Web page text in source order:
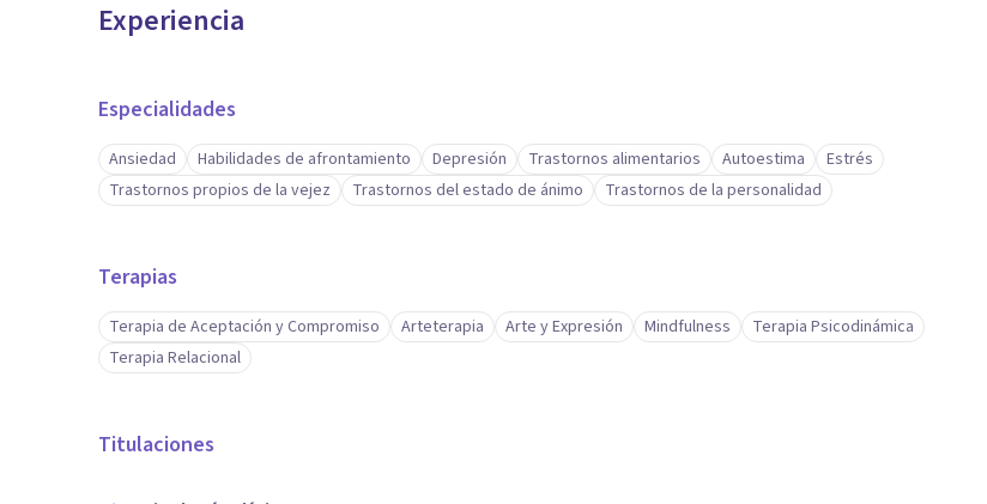
Experiencia
Especialidades
Ansiedad Habilidades de afrontamiento Depresión Trastornos alimentarios Autoestima
Estrés
Trastornos propios de la vejez
Trastornos del estado de ánimo Trastornos de la personalidad
Terapias
Terapia de Aceptación y Compromiso Arteterapia Arte y Expresión Mindfulness
Terapia Psicodinámica
Terapia Relacional
Titulaciones